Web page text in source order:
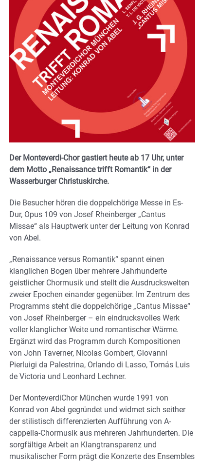
Der Monteverdi-Chor gastiert heute ab 17 Uhr, unter
dem Motto „Renaissance trifft Romantik“ in der
Wasserburger Christuskirche.
Die Besucher hören die doppelchörige Messe in Es-
Dur, Opus 109 von Josef Rheinberger „Cantus
Missae“ als Hauptwerk unter der Leitung von Konrad
von Abel.
„Renaissance versus Romantik“ spannt einen
klanglichen Bogen über mehrere Jahrhunderte
geistlicher Chormusik und stellt die Ausdruckswelten
zweier Epochen einander gegenüber. Im Zentrum des
Programms steht die doppelchörige „Cantus Missae“
von Josef Rheinberger – ein eindrucksvolles Werk
voller klanglicher Weite und romantischer Wärme.
Ergänzt wird das Programm durch Kompositionen
von John Taverner, Nicolas Gombert, Giovanni
Pierluigi da Palestrina, Orlando di Lasso, Tomás Luis
de Victoria und Leonhard Lechner.
Der MonteverdiChor München wurde 1991 von
Konrad von Abel gegründet und widmet sich seither
der stilistisch differenzierten Aufführung von A-
cappella-Chormusik aus mehreren Jahrhunderten. Die
sorgfältige Arbeit an Klangtransparenz und
musikalischer Form prägt die Konzerte des Ensembles